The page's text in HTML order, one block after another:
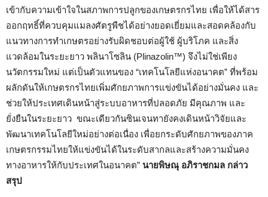
เข้ากับความเข้าใจในสภาพการปลูกของเกษตรกรไทย เพื่อให้ได้สาร
ออกฤทธิ์ที่ควบคุมแมลงศัตรูพืชได้อย่างยอดเยี่ยมและสอดคล้องกับ
แนวทางการทำเกษตรอย่างรับผิดชอบต่อผู้ใช้ ผู้บริโภค และสิ่ง
แวดล้อมในระยะยาว พลินาโซลิน (Plinazolin™) จึงไม่ใช่เพียง
นวัตกรรมใหม่ แต่เป็นตัวแทนของ “เทคโนโลยีแห่งอนาคต” ที่พร้อม
ผลักดันให้เกษตรกรไทยเพิ่มศักยภาพการแข่งขันได้อย่างมั่นคง และ
ช่วยให้ประเทศเดินหน้าสู่ระบบอาหารที่ปลอดภัย มีคุณภาพ และ
ยั่งยืนในระยะยาว ขณะเดียวกันซินเจนทายังคงเดินหน้าวิจัยและ
พัฒนาเทคโนโลยีใหม่อย่างต่อเนื่อง เพื่อยกระดับศักยภาพของภาค
เกษตรกรรมไทยให้แข่งขันได้ในระดับสากลและสร้างความมั่นคง
ทางอาหารให้กับประเทศในอนาคต” นายพิษณุ อภิราชกมล กล่าว
สรุป